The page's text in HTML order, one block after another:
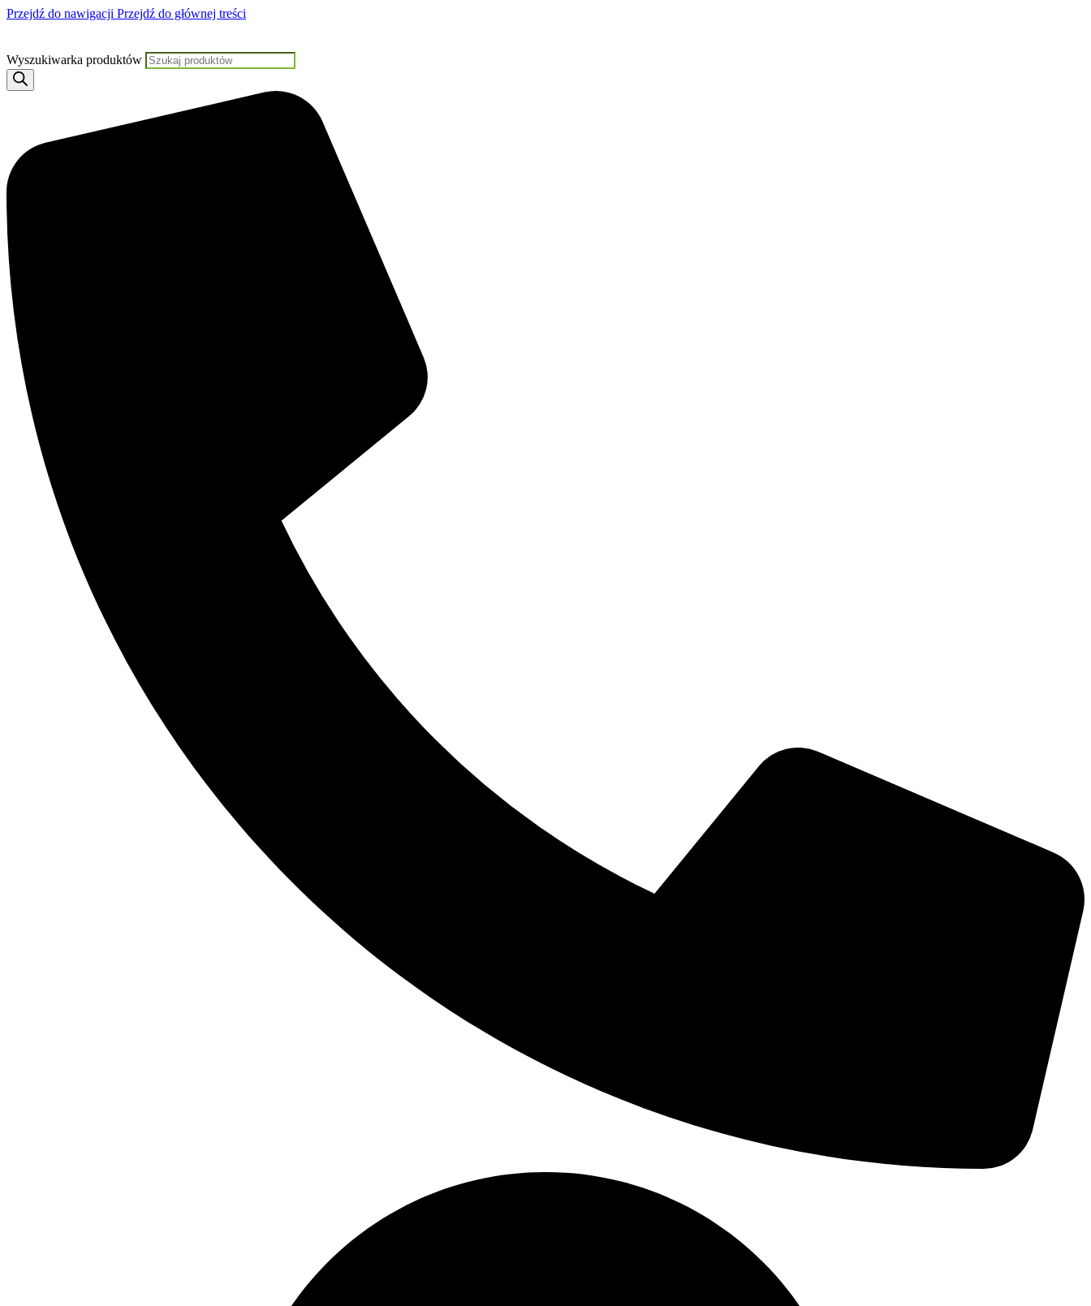
Przejdź do nawigacji Przejdź do głównej treści
Wyszukiwarka produktów